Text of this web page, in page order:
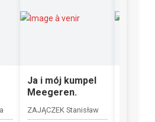
Ja i mój kumpel
Meegeren.
ZAJĄCZEK Stanisław